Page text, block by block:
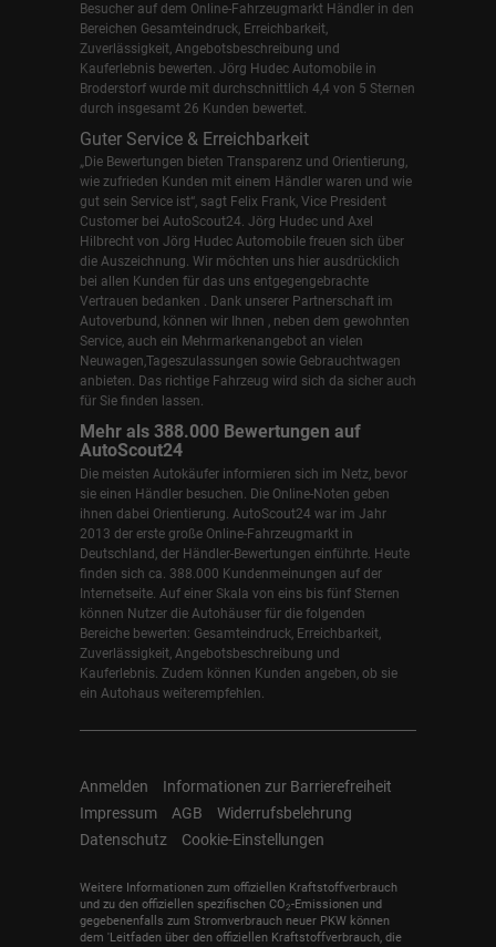
Besucher auf dem Online-Fahrzeugmarkt Händler in den
Bereichen Gesamteindruck, Erreichbarkeit,
Zuverlässigkeit, Angebotsbeschreibung und
Kauferlebnis bewerten. Jörg Hudec Automobile in
Broderstorf wurde mit durchschnittlich 4,4 von 5 Sternen
durch insgesamt 26 Kunden bewertet.
Guter Service & Erreichbarkeit
„Die Bewertungen bieten Transparenz und Orientierung,
wie zufrieden Kunden mit einem Händler waren und wie
gut sein Service ist“, sagt Felix Frank, Vice President
Customer bei AutoScout24. Jörg Hudec und Axel
Hilbrecht von Jörg Hudec Automobile freuen sich über
die Auszeichnung. Wir möchten uns hier ausdrücklich
bei allen Kunden für das uns entgegengebrachte
Vertrauen bedanken . Dank unserer Partnerschaft im
Autoverbund, können wir Ihnen , neben dem gewohnten
Service, auch ein Mehrmarkenangebot an vielen
Neuwagen,Tageszulassungen sowie Gebrauchtwagen
anbieten. Das richtige Fahrzeug wird sich da sicher auch
für Sie finden lassen.
Mehr als 388.000 Bewertungen auf
AutoScout24
Die meisten Autokäufer informieren sich im Netz, bevor
sie einen Händler besuchen. Die Online-Noten geben
ihnen dabei Orientierung. AutoScout24 war im Jahr
2013 der erste große Online-Fahrzeugmarkt in
Deutschland, der Händler-Bewertungen einführte. Heute
finden sich ca. 388.000 Kundenmeinungen auf der
Internetseite. Auf einer Skala von eins bis fünf Sternen
können Nutzer die Autohäuser für die folgenden
Bereiche bewerten: Gesamteindruck, Erreichbarkeit,
Zuverlässigkeit, Angebotsbeschreibung und
Kauferlebnis. Zudem können Kunden angeben, ob sie
ein Autohaus weiterempfehlen.
Anmelden
Informationen zur Barrierefreiheit
Impressum
AGB
Widerrufsbelehrung
Datenschutz
Cookie-Einstellungen
Weitere Informationen zum offiziellen Kraftstoffverbrauch
und zu den offiziellen spezifischen CO2-Emissionen und
gegebenenfalls zum Stromverbrauch neuer PKW können
dem 'Leitfaden über den offiziellen Kraftstoffverbrauch, die